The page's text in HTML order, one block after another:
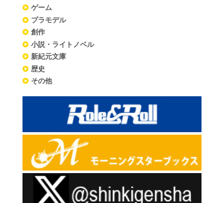
ゲーム
プラモデル
創作
小説・ライトノベル
新紀元文庫
歴史
その他